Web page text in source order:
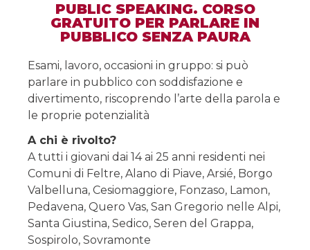
PUBLIC SPEAKING. CORSO
GRATUITO PER PARLARE IN
PUBBLICO SENZA PAURA
Esami, lavoro, occasioni in gruppo: si può
parlare in pubblico con soddisfazione e
divertimento, riscoprendo l’arte della parola e
le proprie potenzialità
A chi è rivolto?
A tutti i giovani dai 14 ai 25 anni residenti nei
Comuni di Feltre, Alano di Piave, Arsié, Borgo
Valbelluna, Cesiomaggiore, Fonzaso, Lamon,
Pedavena, Quero Vas, San Gregorio nelle Alpi,
Santa Giustina, Sedico, Seren del Grappa,
Sospirolo, Sovramonte